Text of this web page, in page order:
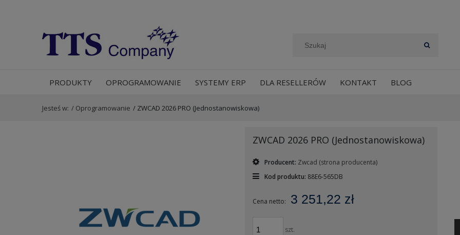
PRODUKTY OPROGRAMOWANIE SYSTEMY ERP DLA RESELLERÓW KONTAKT BLOG
Jesteś w: / Oprogramowanie / ZWCAD 2026 PRO (Jednostanowiskowa)
ZWCAD 2026 PRO (Jednostanowiskowa)
Producent: Zwcad (strona producenta)
Kod produktu: 88E6-565DB
Cena netto: 3 251,22 zł
szt.